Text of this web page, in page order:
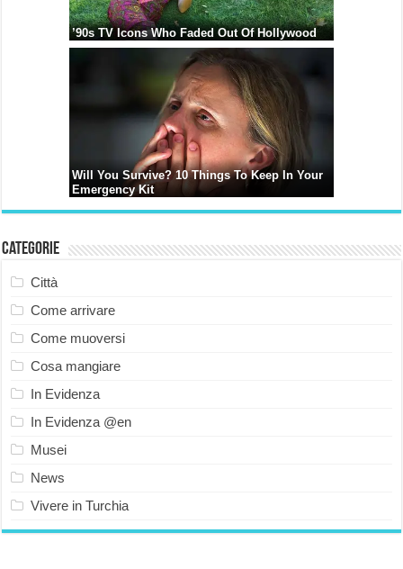
Categorie
Città
Come arrivare
Come muoversi
Cosa mangiare
In Evidenza
In Evidenza @en
Musei
News
Vivere in Turchia